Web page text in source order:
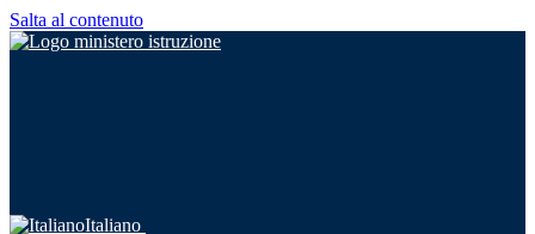
Salta al contenuto
Italiano